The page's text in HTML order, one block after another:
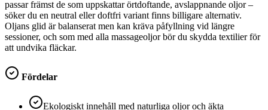
passar främst de som uppskattar örtdoftande, avslappnande oljor –
söker du en neutral eller doftfri variant finns billigare alternativ.
Oljans glid är balanserat men kan kräva påfyllning vid längre
sessioner, och som med alla massageoljor bör du skydda textilier för
att undvika fläckar.
Fördelar
Ekologiskt innehåll med naturliga oljor och äkta